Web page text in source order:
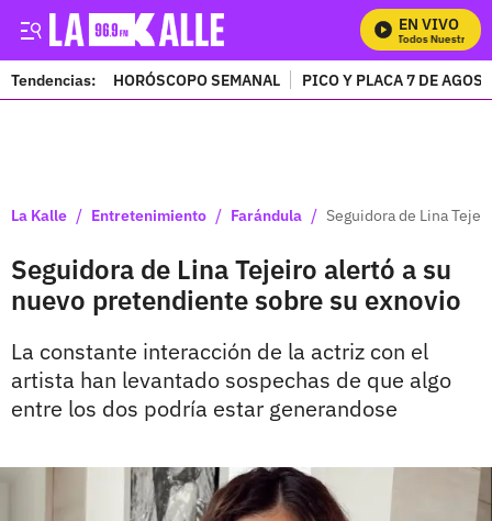
EN VIVO
Mira Todos Nuestros
Tendencias: HORÓSCOPO SEMANAL PICO Y PLACA 7 DE
La Kalle / Entretenimiento / Farándula / Seguidora de Lina
Seguidora de Lina Tejeiro alertó a su
nuevo pretendiente sobre su exnovio
La constante interacción de la actriz con el
artista han levantado sospechas de que algo
entre los dos podría estar generandose